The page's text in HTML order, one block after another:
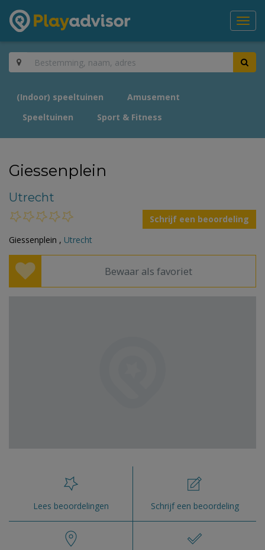
(Indoor) speeltuinen
Amusement
Speeltuinen
Sport & Fitness
Giessenplein
Utrecht
Schrijf een beoordeling
Giessenplein , Utrecht
Bewaar als favoriet
Lees beoordelingen Schrijf een beoordeling